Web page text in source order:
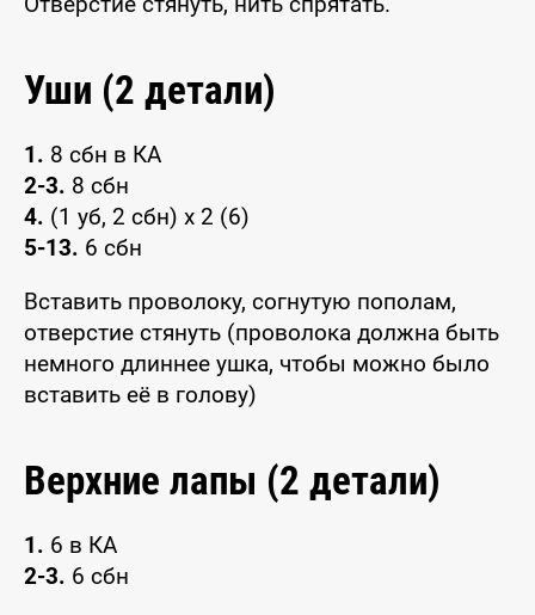
Уши (2 детали)
1. 8 сбн в КА
2-3. 8 сбн
4. (1 уб, 2 сбн) x 2 (6)
5-13. 6 сбн
Вставить проволоку, согнутую пополам,
отверстие стянуть (проволока должна быть
немного длиннее ушка, чтобы можно было
вставить её в голову)
Верхние лапы (2 детали)
1. 6 в КА
2-3. 6 сбн